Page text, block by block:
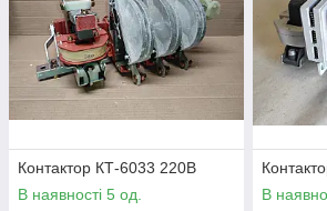
Контактор КТ-6033 220В
В наявності 5 од.
В